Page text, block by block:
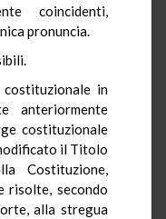
coincidenti,
pronuncia.
in
anteriormente
costituzionale
il Titolo
Costituzione,
risolte, secondo
alla stregua